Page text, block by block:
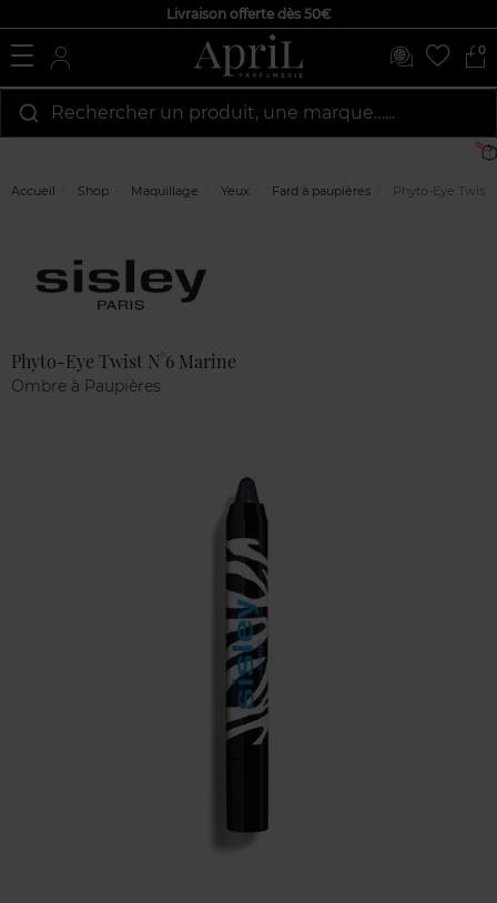
Livraison offerte dès 50€
0
Rechercher un produit, une marque…...
Accueil Shop Maquillage Yeux Fard à paupières Phyto-Eye Twist
Phyto-Eye Twist N°6 Marine
Ombre à Paupières